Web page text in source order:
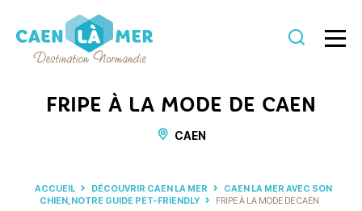
FRIPE À LA MODE DE CAEN
CAEN
ACCUEIL DÉCOUVRIR CAEN LA MER
CAEN LA MER AVEC SON
CHIEN, NOTRE GUIDE PET-FRIENDLY
FRIPE À LA MODE DE CAEN